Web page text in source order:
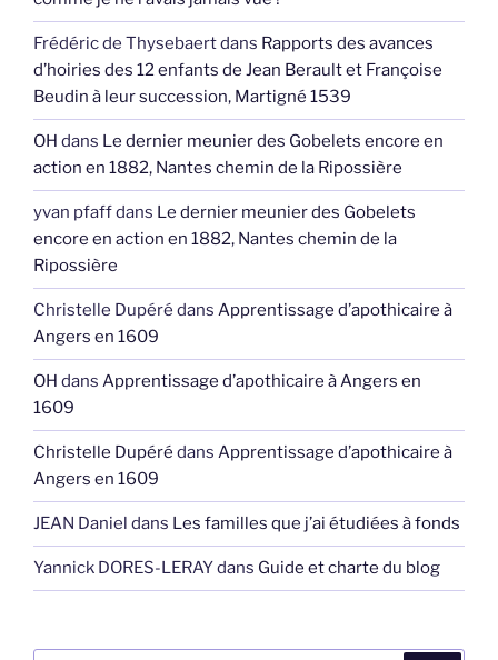
Frédéric de Thysebaertdans Rapports des avances
d’hoiries des 12 enfants de Jean Berault et Françoise
Beudin à leur succession, Martigné 1539
OH dans Le dernier meunier des Gobelets encore en
action en 1882, Nantes chemin de la Ripossière
yvan pfaffdans Le dernier meunier des Gobelets
encore en action en 1882, Nantes chemin de la
Ripossière
Christelle Dupéré dans Apprentissage d’apothicaire à
Angers en 1609
OH dans Apprentissage d’apothicaire à Angers en
1609
Christelle Dupéré dans Apprentissage d’apothicaire à
Angers en 1609
JEAN Daniel dans Les familles que j’ai étudiées à fonds
Yannick DORES-LERAYdans Guide et charte du blog